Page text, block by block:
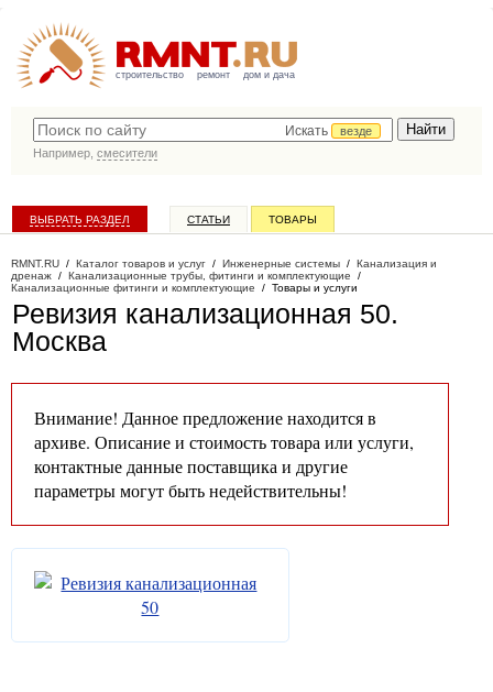
строительство ремонт дом и дача
Искать
везде
Например, смесители
ВЫБРАТЬ РАЗДЕЛ СТАТЬИ ТОВАРЫ
RMNT.RU / Каталог товаров и услуг / Инженерные системы / Канализация и
дренаж / Канализационные трубы, фитинги и комплектующие /
Канализационные фитинги и комплектующие / Товары и услуги
Ревизия канализационная 50.
Москва
Внимание! Данное предложение находится в
архиве. Описание и стоимость товара или услуги,
контактные данные поставщика и другие
параметры могут быть недействительны!